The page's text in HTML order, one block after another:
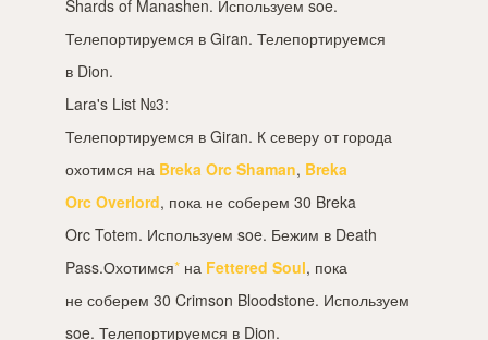
Shards of Manashen. Используем soe.
Телепортируемся в Giran. Телепортируемся
в Dion.
Lara's List №3:
Телепортируемся в Giran. К северу от города
охотимся на Breka Orc Shaman, Breka
Orc Overlord, пока не соберем 30 Breka
Orc Totem. Используем soe. Бежим в Death
Pass.Охотимся* на Fettered Soul, пока
не соберем 30 Crimson Bloodstone. Используем
soe. Телепортируемся в Dion.